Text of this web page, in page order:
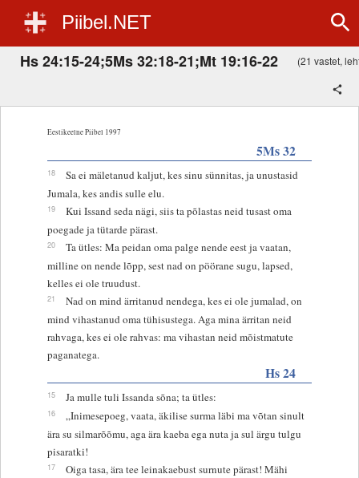
Piibel.NET
Hs 24:15-24;5Ms 32:18-21;Mt 19:16-22 (21 vastet,
Eestikeelne Piibel 1997
5Ms 32
18
Sa ei mäletanud kaljut, kes sinu sünnitas, ja unustasid
Jumala, kes andis sulle elu.
19
Kui Issand seda nägi, siis ta põlastas neid tusast oma
poegade ja tütarde pärast.
20
Ta ütles: Ma peidan oma palge nende eest ja vaatan,
milline on nende lõpp, sest nad on pöörane sugu, lapsed,
kelles ei ole truudust.
21
Nad on mind ärritanud nendega, kes ei ole jumalad, on
mind vihastanud oma tühisustega. Aga mina ärritan neid
rahvaga, kes ei ole rahvas: ma vihastan neid mõistmatute
paganatega.
Hs 24
15 Ja mulle tuli Issanda sõna; ta ütles:
16
„Inimesepoeg, vaata, äkilise surma läbi ma võtan sinult
ära su silmarõõmu, aga ära kaeba ega nuta ja sul ärgu tulgu
pisaratki!
17
Oiga tasa, ära tee leinakaebust surnute pärast! Mähi